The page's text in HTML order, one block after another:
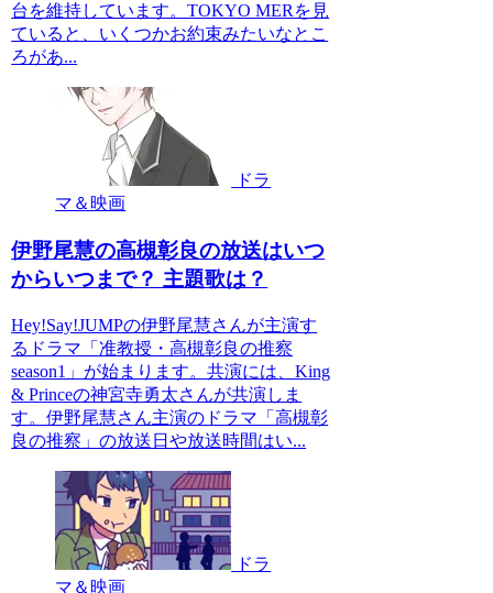
台を維持しています。TOKYO MERを見
ていると、いくつかお約束みたいなとこ
ろがあ...
ドラ
マ＆映画
伊野尾慧の高槻彰良の放送はいつ
からいつまで？ 主題歌は？
Hey!Say!JUMPの伊野尾慧さんが主演す
るドラマ「准教授・高槻彰良の推察
season1」が始まります。共演には、King
& Princeの神宮寺勇太さんが共演しま
す。伊野尾慧さん主演のドラマ「高槻彰
良の推察」の放送日や放送時間はい...
ドラ
マ＆映画